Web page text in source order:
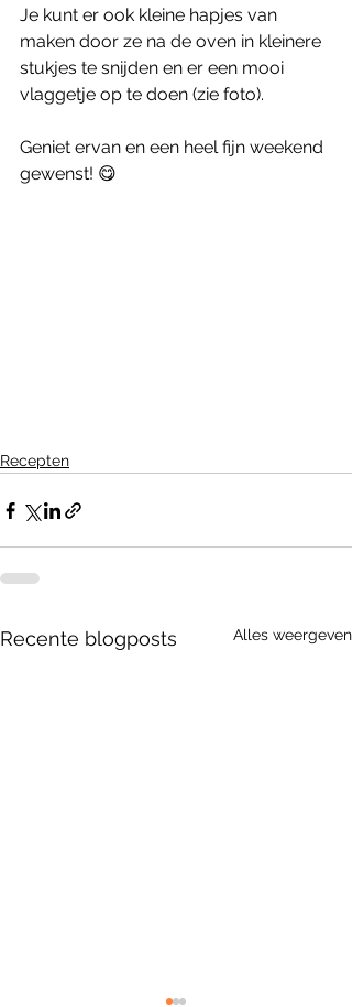
Je kunt er ook kleine hapjes van
maken door ze na de oven in kleinere
stukjes te snijden en er een mooi
vlaggetje op te doen (zie foto).
Geniet ervan en een heel fijn weekend
gewenst! 😋
Recepten
Recente blogposts Alles weergeven